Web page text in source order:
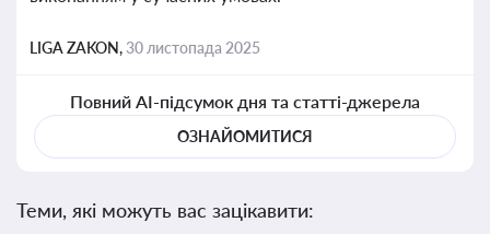
LIGA ZAKON,30 листопада 2025
Повний AI-підсумок дня та статті-джерела
ОЗНАЙОМИТИСЯ
Теми, які можуть вас зацікавити: